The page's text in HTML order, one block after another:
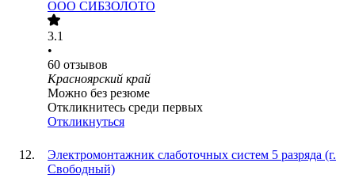
ООО СИБЗОЛОТО
3.1
•
60 отзывов
Красноярский край
Можно без резюме
Откликнитесь среди первых
Откликнуться
Электромонтажник слаботочных систем 5 разряда (г.
Свободный)